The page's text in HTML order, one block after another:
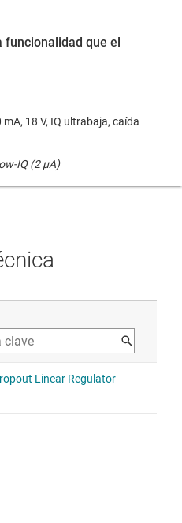
funcionalidad que el
18 V, IQ ultrabaja, caída
IQ (2 µA)